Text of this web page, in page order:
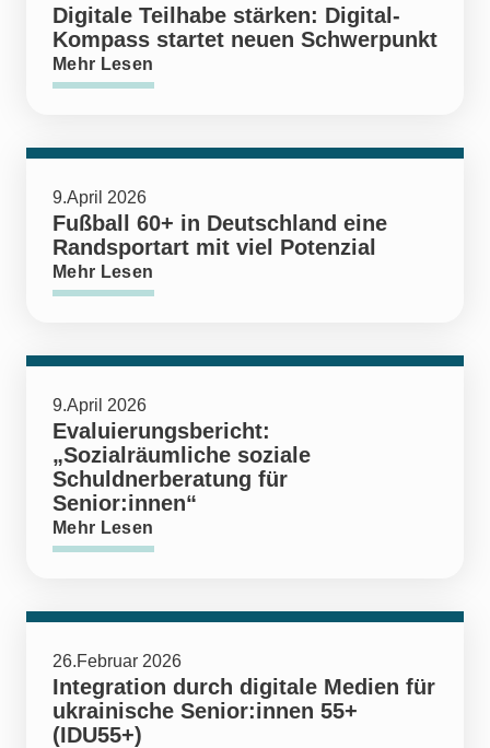
Digitale Teilhabe stärken: Digital-
Kompass startet neuen Schwerpunkt
Mehr Lesen
9.April 2026
Fußball 60+ in Deutschland eine
Randsportart mit viel Potenzial
Mehr Lesen
9.April 2026
Evaluierungsbericht:
„Sozialräumliche soziale
Schuldnerberatung für
Senior:innen“
Mehr Lesen
26.Februar 2026
Integration durch digitale Medien für
ukrainische Senior:innen 55+
(IDU55+)